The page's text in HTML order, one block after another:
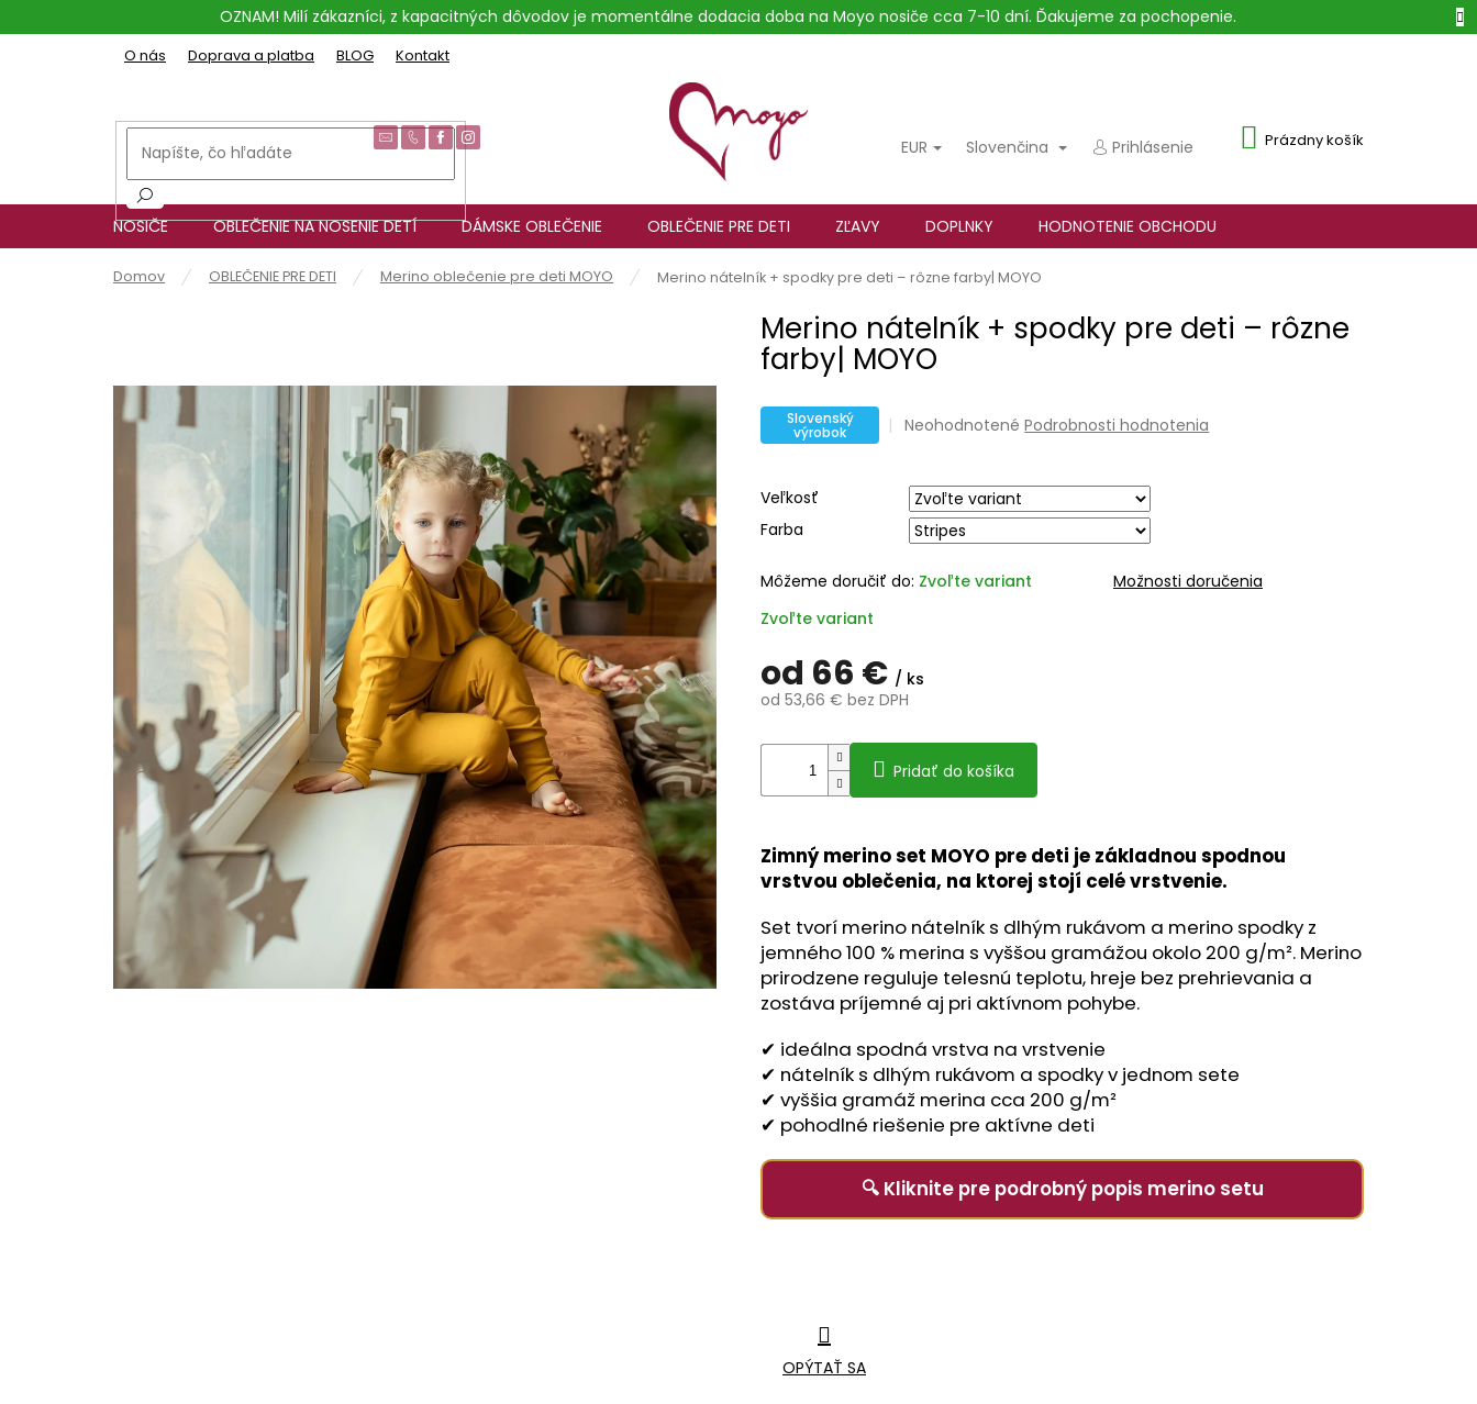
na
OZNAM! Milí zákazníci, z kapacitných dôvodov je momentálne dodacia doba na Moyo nosiče cca 7-10 dní. Ďakujeme za pochopenie.
O nás Doprava a platba BLOG Kontakt
EUR Slovenčina Prihlásenie
NÁKUPNÝ
Prázdny košík
NOSIČE OBLEČENIE NA NOSENIE DETÍ DÁMSKE OBLEČENIE OBLEČENIE PRE DETI ZĽAVY DOPLNKY HODNOTENIE OBCHODU
Domov OBLEČENIE PRE DETI Merino oblečenie pre deti MOYO Merino nátelník + spodky pre deti – rôzne farby| MOYO
Merino nátelník + spodky pre deti – rôzne
farby| MOYO
Slovenský
výrobok
Priemerné
je
0,0
5
hviezdičiek.
Neohodnotené Podrobnosti hodnotenia
od 66 € / ks
od 53,66 € bez DPH
cena:
Zvoľte variant
Veľkosť
Farba
Môžeme doručiť do: Zvoľte variant Možnosti doručenia
Pridať do košíka
Zimný merino set MOYO pre deti je základnou spodnou
vrstvou oblečenia, na ktorej stojí celé vrstvenie.
Set tvorí merino nátelník s dlhým rukávom a merino spodky z
jemného 100 % merina s vyššou gramážou okolo 200 g/m². Merino
prirodzene reguluje telesnú teplotu, hreje bez prehrievania a
zostáva príjemné aj pri aktívnom pohybe.
✔ ideálna spodná vrstva na vrstvenie
✔ nátelník s dlhým rukávom a spodky v jednom sete
✔ vyššia gramáž merina cca 200 g/m²
✔ pohodlné riešenie pre aktívne deti
🔍 Kliknite pre podrobný popis merino setu
OPÝTAŤ SA